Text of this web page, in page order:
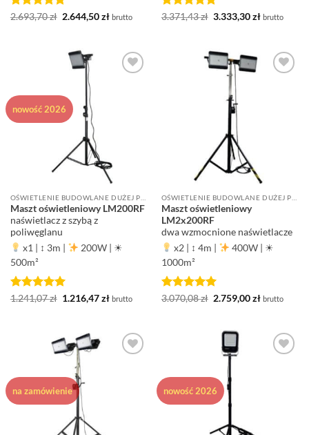
Oceniono 5
2.693,70zł Pierwotna
2.644,50złAktualna
brutto Oceniono 5
3.371,43zł Pierwotna
3.333,30złAktualna
brutto
nowość 2026
Maszt oświetleniowy LM200RF
naświetlacz z szybą z
poliwęglanu
x1 | ↕ 3m | 200W | ☀
500m²
Oceniono 5
1.241,07zł Pierwotna
1.216,47złAktualna
brutto
Maszt oświetleniowy
LM2x200RF
dwa wzmocnione naświetlacze
x2 | ↕ 4m | 400W | ☀
1000m²
Oceniono 5
3.070,08zł Pierwotna
2.759,00złAktualna
brutto
na zamówienie nowość 2026